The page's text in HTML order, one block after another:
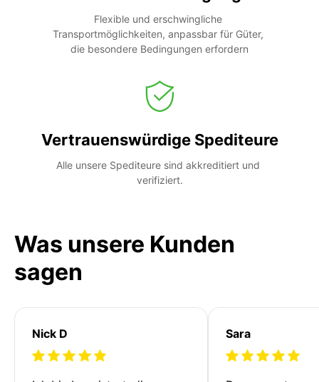
Flexible und erschwingliche
Transportmöglichkeiten, anpassbar für Güter,
die besondere Bedingungen erfordern
Vertrauenswürdige Spediteure
Alle unsere Spediteure sind akkreditiert und
verifiziert.
Was unsere Kunden
sagen
Nick D Sara